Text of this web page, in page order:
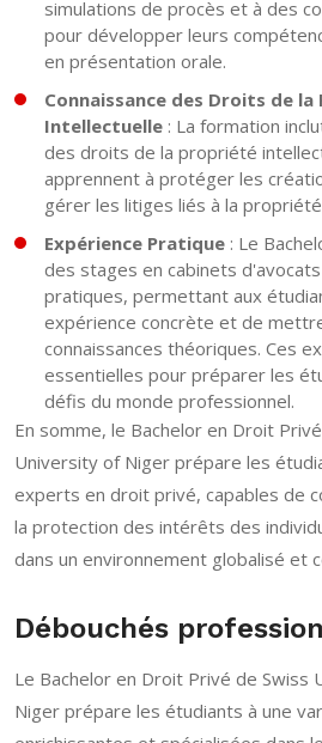
simulations de procès et à des
pour développer leurs
en présentation orale.
Connaissance des Droits de
Intellectuelle : La formation
des droits de la propriété
apprennent à protéger les
gérer les litiges liés à la
Expérience Pratique : Le
des stages en cabinets
pratiques, permettant aux
expérience concrète et de
connaissances théoriques. Ces
essentielles pour préparer les
défis du monde professionnel.
En somme, le Bachelor en Droit
University of Niger prépare les
experts en droit privé, capables de
la protection des intérêts des
dans un environnement globalisé et
Débouchés
Le Bachelor en Droit Privé de Swiss
Niger prépare les étudiants à une